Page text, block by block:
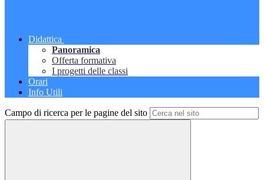
Didattica
Panoramica
Offerta formativa
I progetti delle classi
Orari
Info Utili
Campo di ricerca per le pagine del sito